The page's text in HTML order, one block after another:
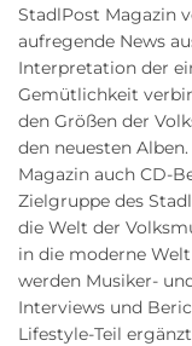
StadlPost Magazin
aufregende News
Interpretation der
Gemütlichkeit
den Größen der
den neuesten
Magazin auch CD-
Zielgruppe des
die Welt der
in die moderne
werden Musiker-
Interviews und
Lifestyle-Teil